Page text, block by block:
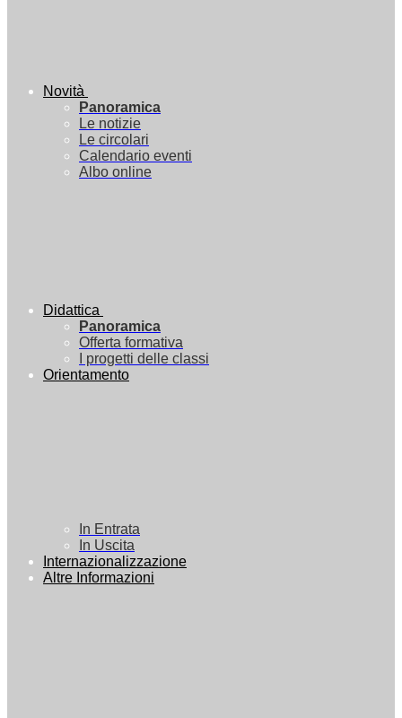
Novità
Panoramica
Le notizie
Le circolari
Calendario eventi
Albo online
Didattica
Panoramica
Offerta formativa
I progetti delle classi
Orientamento
In Entrata
In Uscita
Internazionalizzazione
Altre Informazioni